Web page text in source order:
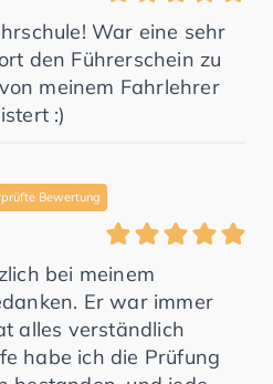
War eine sehr
den Führerschein zu
meinem Fahrlehrer
:)
Bewertung
bei meinem
Er war immer
alles verständlich
habe ich die Prüfung